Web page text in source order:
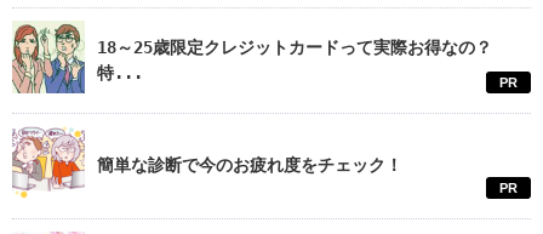
18～25歳限定クレジットカードって実際お得なの？
特...
PR
簡単な診断で今のお疲れ度をチェック！
PR